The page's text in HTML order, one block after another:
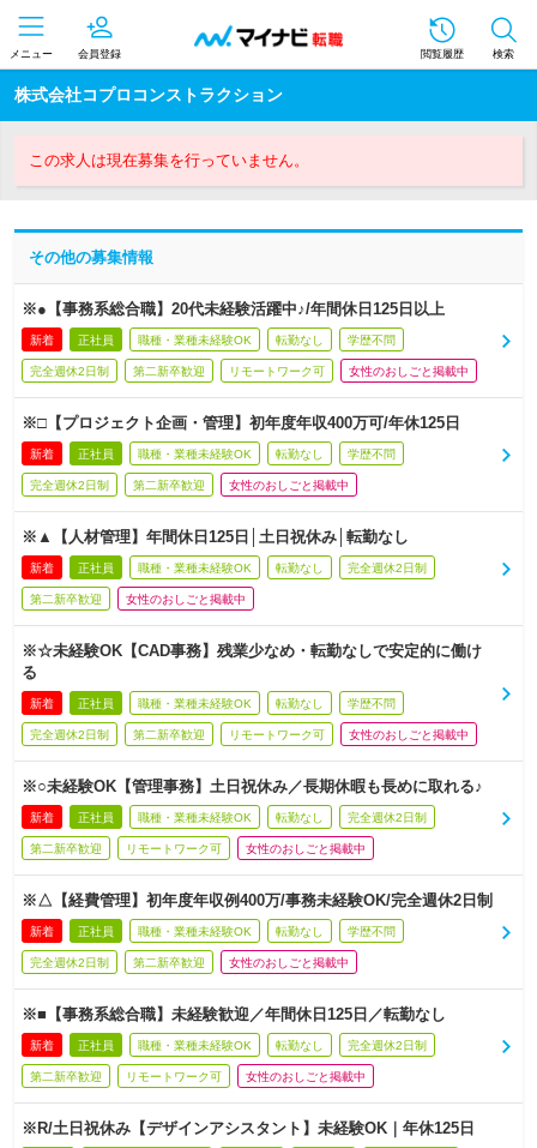
メニュー 会員登録 閲覧履歴 検索
株式会社コプロコンストラクション
この求人は現在募集を行っていません。
その他の募集情報
※●【事務系総合職】20代未経験活躍中♪/年間休日125日以上
新着 正社員 職種・業種未経験OK 転勤なし 学歴不問
完全週休2日制 第二新卒歓迎 リモートワーク可 女性のおしごと掲載中
※□【プロジェクト企画・管理】初年度年収400万可/年休125日
新着 正社員 職種・業種未経験OK 転勤なし 学歴不問
完全週休2日制 第二新卒歓迎 女性のおしごと掲載中
※▲【人材管理】年間休日125日│土日祝休み│転勤なし
新着 正社員 職種・業種未経験OK 転勤なし 完全週休2日制
第二新卒歓迎 女性のおしごと掲載中
※☆未経験OK【CAD事務】残業少なめ・転勤なしで安定的に働け
る
新着 正社員 職種・業種未経験OK 転勤なし 学歴不問
完全週休2日制 第二新卒歓迎 リモートワーク可 女性のおしごと掲載中
※○未経験OK【管理事務】土日祝休み／長期休暇も長めに取れる♪
新着 正社員 職種・業種未経験OK 転勤なし 完全週休2日制
第二新卒歓迎 リモートワーク可 女性のおしごと掲載中
※△【経費管理】初年度年収例400万/事務未経験OK/完全週休2日制
新着 正社員 職種・業種未経験OK 転勤なし 学歴不問
完全週休2日制 第二新卒歓迎 女性のおしごと掲載中
※■【事務系総合職】未経験歓迎／年間休日125日／転勤なし
新着 正社員 職種・業種未経験OK 転勤なし 完全週休2日制
第二新卒歓迎 リモートワーク可 女性のおしごと掲載中
※R/土日祝休み【デザインアシスタント】未経験OK｜年休125日